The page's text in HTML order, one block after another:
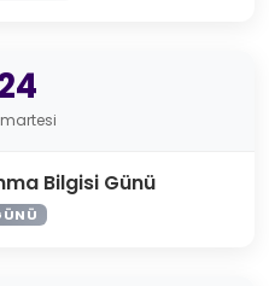
Bilgisi Günü